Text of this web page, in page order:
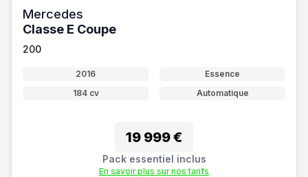
Mercedes
Classe E Coupe
200
2016
Essence
184 cv
Automatique
19 999 €
Pack essentiel inclus
En savoir plus sur nos tarifs